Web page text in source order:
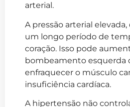
arterial.
A pressão arterial
um longo período de
coração. Isso pode
bombeamento esquerda
enfraquecer o músculo
insuficiência cardíaca.
A hipertensão não